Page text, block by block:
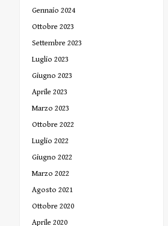
Gennaio 2024
Ottobre 2023
Settembre 2023
Luglio 2023
Giugno 2023
Aprile 2023
Marzo 2023
Ottobre 2022
Luglio 2022
Giugno 2022
Marzo 2022
Agosto 2021
Ottobre 2020
Aprile 2020